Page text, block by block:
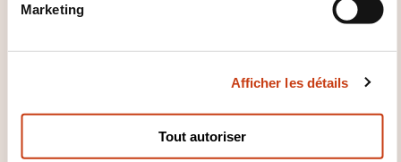
Marketing
Afficher les détails
Tout autoriser
CES FORMATIONS POURRAIENT
VOUS INTÉRESSER